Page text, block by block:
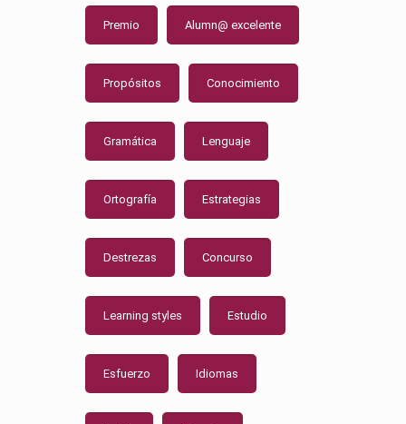
Premio Alumn@ excelente
Propósitos Conocimiento
Gramática Lenguaje
Ortografía Estrategias
Destrezas Concurso
Learning styles Estudio
Esfuerzo Idiomas